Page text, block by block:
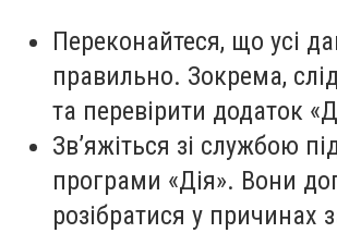
Переконайтеся, що усі
правильно. Зокрема,
та перевірити додаток
Зв’яжіться зі службою
програми «Дія». Вони
розібратися у причинах